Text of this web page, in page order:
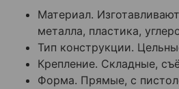
Материал.
металла, пластика,
Тип конструкции.
Крепление. Складные,
Форма. Прямые, с